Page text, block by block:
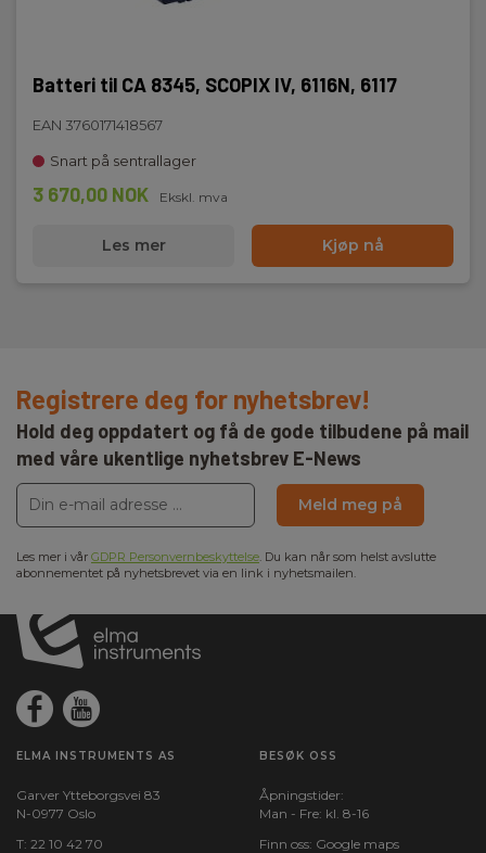
Batteri til CA 8345, SCOPIX IV, 6116N, 6117
EAN 3760171418567
Snart på sentrallager
3 670,00 NOK Ekskl. mva
Les mer Kjøp nå
Registrere deg for nyhetsbrev!
Hold deg oppdatert og få de gode tilbudene på mail
med våre ukentlige nyhetsbrev E-News
Meld meg på
Les mer i vår GDPR Personvernbeskyttelse. Du kan når som helst avslutte
abonnementet på nyhetsbrevet via en link i nyhetsmailen.
ELMA INSTRUMENTS AS
Garver Ytteborgsvei 83
N-0977 Oslo
T: 22 10 42 70
BESØK OSS
Åpningstider:
Man - Fre: kl. 8-16
Finn oss: Google maps